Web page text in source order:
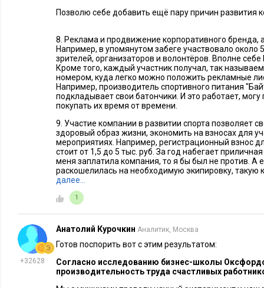
Позволю себе добавить ещё пару причин развития
8. Реклама и продвижение корпоративного бренда,
Например, в упомянутом забеге участвовало около
зрителей, организаторов и волонтёров. Вполне
Кроме того, каждый участник получал, так
номером, куда легко можно положить рекламные
Например, производитель спортивного питания
подкладывает свои батончики. И это работает,
покупать их время от времени.
9. Участие компании в развитии спорта позволяет
здоровый образ жизни, экономить на взносах для
мероприятиях. Например, регистрационный взнос
стоит от 1,5 до 5 тыс. руб. За год набегает
меня заплатила компания, то я бы был не против. А
раскошелилась на необходимую экипировку, такую
далее…
1
+32628
Анатолий Курочкин Аналитик, Москва
Готов поспорить вот с этим результатом:
Согласно исследованию бизнес-школы
производительность труда счастливых